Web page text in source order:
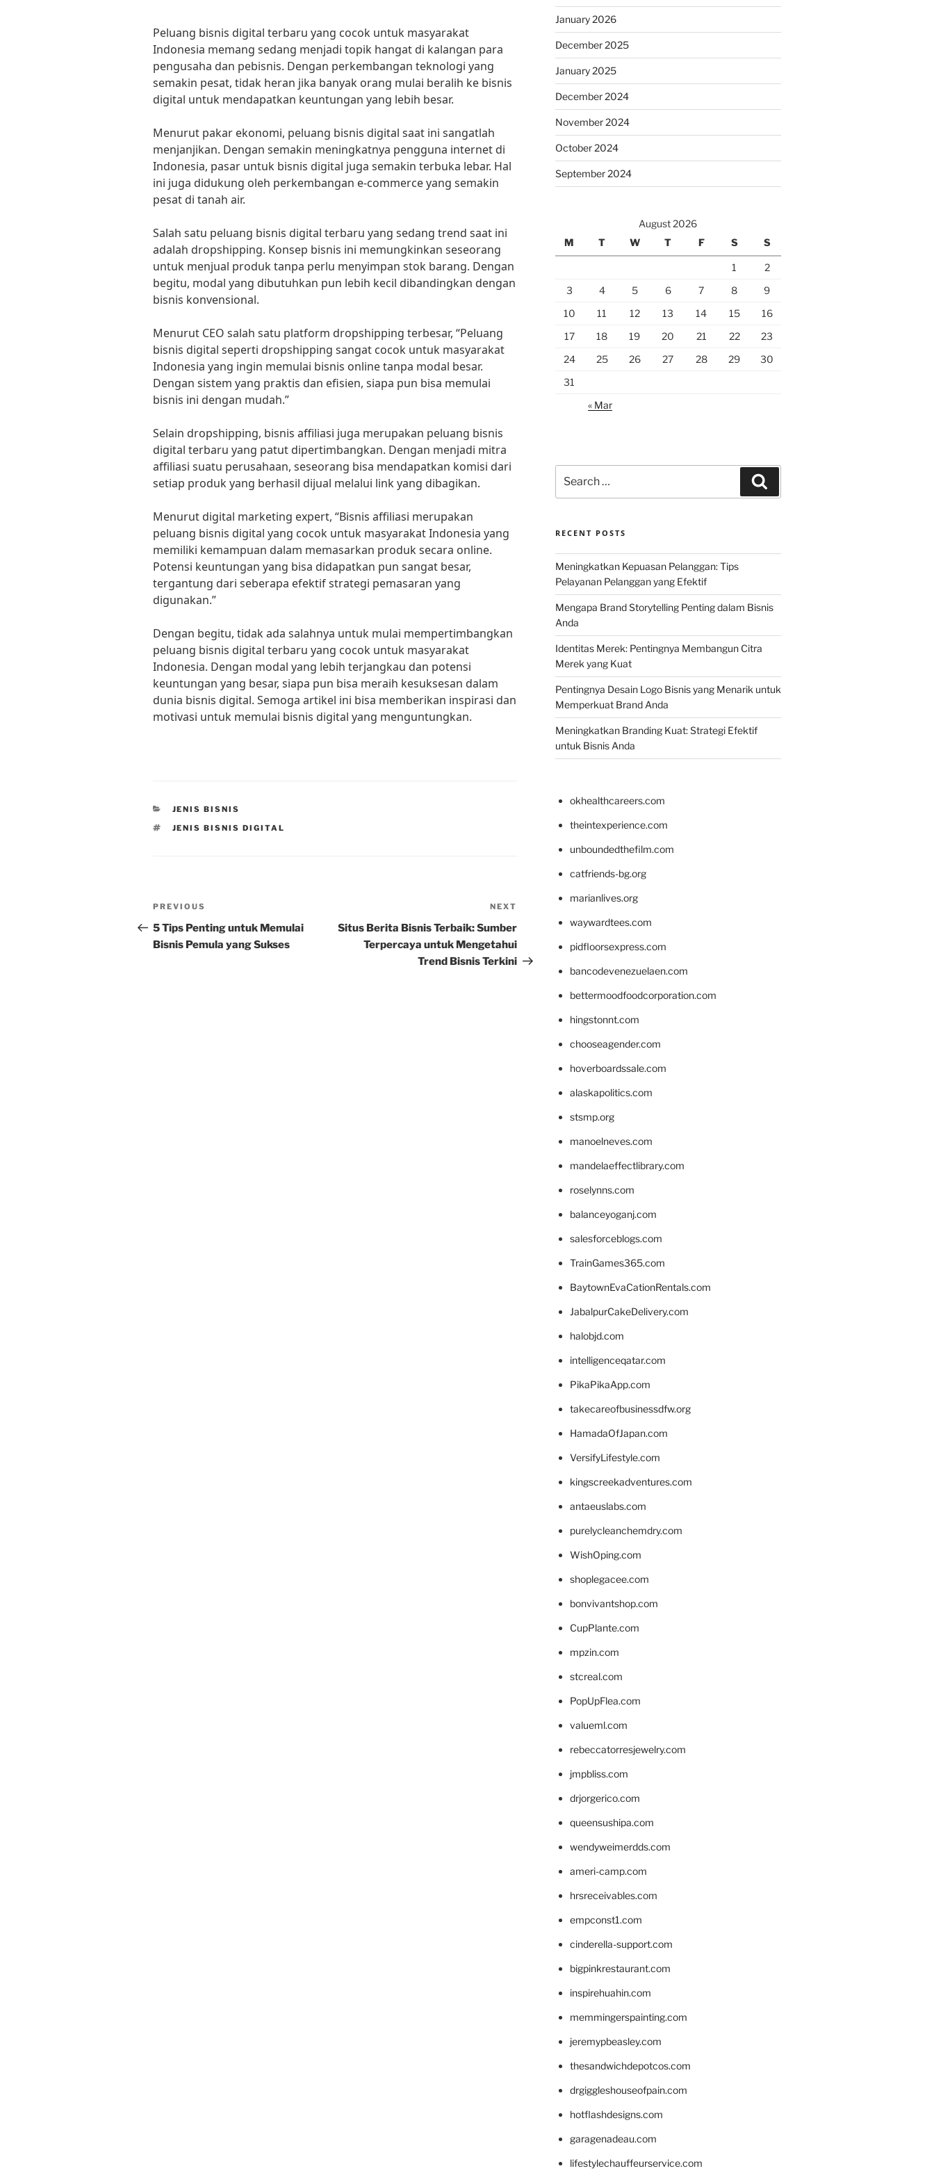
Peluang bisnis digital terbaru yang cocok untuk masyarakat
Indonesia memang sedang menjadi topik hangat di kalangan para
pengusaha dan pebisnis. Dengan perkembangan teknologi yang
semakin pesat, tidak heran jika banyak orang mulai beralih ke bisnis
digital untuk mendapatkan keuntungan yang lebih besar.
Menurut pakar ekonomi, peluang bisnis digital saat ini sangatlah
menjanjikan. Dengan semakin meningkatnya pengguna internet di
Indonesia, pasar untuk bisnis digital juga semakin terbuka lebar. Hal
ini juga didukung oleh perkembangan e-commerce yang semakin
pesat di tanah air.
Salah satu peluang bisnis digital terbaru yang sedang trend saat ini
adalah dropshipping. Konsep bisnis ini memungkinkan seseorang
untuk menjual produk tanpa perlu menyimpan stok barang. Dengan
begitu, modal yang dibutuhkan pun lebih kecil dibandingkan dengan
bisnis konvensional.
Menurut CEO salah satu platform dropshipping terbesar, “Peluang
bisnis digital seperti dropshipping sangat cocok untuk masyarakat
Indonesia yang ingin memulai bisnis online tanpa modal besar.
Dengan sistem yang praktis dan efisien, siapa pun bisa memulai
bisnis ini dengan mudah.”
Selain dropshipping, bisnis affiliasi juga merupakan peluang bisnis
digital terbaru yang patut dipertimbangkan. Dengan menjadi mitra
affiliasi suatu perusahaan, seseorang bisa mendapatkan komisi dari
setiap produk yang berhasil dijual melalui link yang dibagikan.
Menurut digital marketing expert, “Bisnis affiliasi merupakan
peluang bisnis digital yang cocok untuk masyarakat Indonesia yang
memiliki kemampuan dalam memasarkan produk secara online.
Potensi keuntungan yang bisa didapatkan pun sangat besar,
tergantung dari seberapa efektif strategi pemasaran yang
digunakan.”
Dengan begitu, tidak ada salahnya untuk mulai mempertimbangkan
peluang bisnis digital terbaru yang cocok untuk masyarakat
Indonesia. Dengan modal yang lebih terjangkau dan potensi
keuntungan yang besar, siapa pun bisa meraih kesuksesan dalam
dunia bisnis digital. Semoga artikel ini bisa memberikan inspirasi dan
motivasi untuk memulai bisnis digital yang menguntungkan.
CATEGORIES
JENIS BISNIS
TAGS
JENIS BISNIS DIGITAL
Post
navigation
Previous
Post
PREVIOUS
5 Tips Penting untuk Memulai
Bisnis Pemula yang Sukses
Post
NEXT
Situs Berita Bisnis Terbaik: Sumber
Terpercaya untuk Mengetahui
Trend Bisnis Terkini
January 2026
December 2025
January 2025
December 2024
November 2024
October 2024
September 2024
August 2026
M
T W T F S S
1
2
3
4 5 6 7 8
9
10
11 12 13 14 15
16
17
18 19 20 21 22
23
24
25 26 27 28 29
30
31
« Mar
for:
RECENT POSTS
Meningkatkan Kepuasan Pelanggan: Tips
Pelayanan Pelanggan yang Efektif
Mengapa Brand Storytelling Penting dalam Bisnis
Anda
Identitas Merek: Pentingnya Membangun Citra
Merek yang Kuat
Pentingnya Desain Logo Bisnis yang Menarik untuk
Memperkuat Brand Anda
Meningkatkan Branding Kuat: Strategi Efektif
untuk Bisnis Anda
okhealthcareers.com
theintexperience.com
unboundedthefilm.com
catfriends-bg.org
marianlives.org
waywardtees.com
pidfloorsexpress.com
bancodevenezuelaen.com
bettermoodfoodcorporation.com
hingstonnt.com
chooseagender.com
hoverboardssale.com
alaskapolitics.com
stsmp.org
manoelneves.com
mandelaeffectlibrary.com
roselynns.com
balanceyoganj.com
salesforceblogs.com
TrainGames365.com
BaytownEvaCationRentals.com
JabalpurCakeDelivery.com
halobjd.com
intelligenceqatar.com
PikaPikaApp.com
takecareofbusinessdfw.org
HamadaOfJapan.com
VersifyLifestyle.com
kingscreekadventures.com
antaeuslabs.com
purelycleanchemdry.com
WishOping.com
shoplegacee.com
bonvivantshop.com
CupPlante.com
mpzin.com
stcreal.com
PopUpFlea.com
valueml.com
rebeccatorresjewelry.com
jmpbliss.com
drjorgerico.com
queensushipa.com
wendyweimerdds.com
ameri-camp.com
hrsreceivables.com
empconst1.com
cinderella-support.com
bigpinkrestaurant.com
inspirehuahin.com
memmingerspainting.com
jeremypbeasley.com
thesandwichdepotcos.com
drgiggleshouseofpain.com
hotflashdesigns.com
garagenadeau.com
lifestylechauffeurservice.com